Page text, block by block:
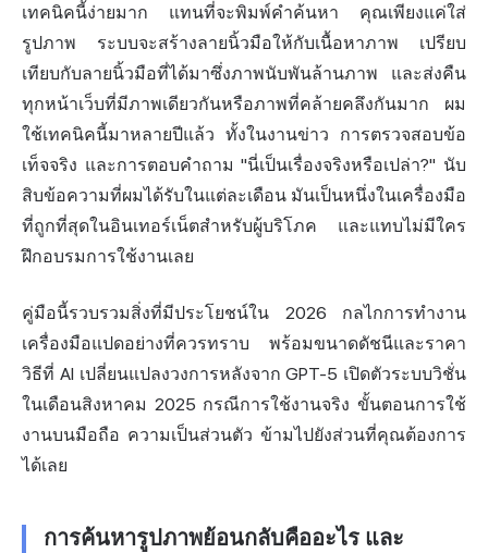
เทคนิคนี้ง่ายมาก แทนที่จะพิมพ์คำค้นหา คุณเพียงแค่ใส่
รูปภาพ ระบบจะสร้างลายนิ้วมือให้กับเนื้อหาภาพ เปรียบ
เทียบกับลายนิ้วมือที่ได้มาซึ่งภาพนับพันล้านภาพ และส่งคืน
ทุกหน้าเว็บที่มีภาพเดียวกันหรือภาพที่คล้ายคลึงกันมาก ผม
ใช้เทคนิคนี้มาหลายปีแล้ว ทั้งในงานข่าว การตรวจสอบข้อ
เท็จจริง และการตอบคำถาม "นี่เป็นเรื่องจริงหรือเปล่า?" นับ
สิบข้อความที่ผมได้รับในแต่ละเดือน มันเป็นหนึ่งในเครื่องมือ
ที่ถูกที่สุดในอินเทอร์เน็ตสำหรับผู้บริโภค และแทบไม่มีใคร
ฝึกอบรมการใช้งานเลย
คู่มือนี้รวบรวมสิ่งที่มีประโยชน์ใน 2026 กลไกการทำงาน
เครื่องมือแปดอย่างที่ควรทราบ พร้อมขนาดดัชนีและราคา
วิธีที่ AI เปลี่ยนแปลงวงการหลังจาก GPT-5 เปิดตัวระบบวิชั่น
ในเดือนสิงหาคม 2025 กรณีการใช้งานจริง ขั้นตอนการใช้
งานบนมือถือ ความเป็นส่วนตัว ข้ามไปยังส่วนที่คุณต้องการ
ได้เลย
การค้นหารูปภาพย้อนกลับคืออะไร และ